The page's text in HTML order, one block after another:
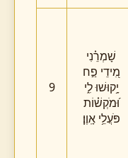
9
שָׁמְרֵ֗נִי
מִ֭ידֵי פַ֣ח
יָ֥קוּשׁוּ לִ֑י
וּ֝מֹקְשׁ֗וֹת
פֹּעֲלֵ֥י אָֽוֶן׃